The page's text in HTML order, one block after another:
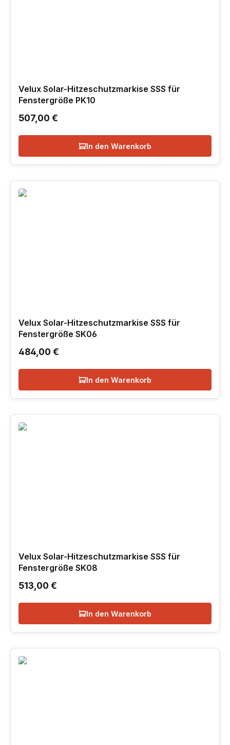
Velux Solar-Hitzeschutzmarkise SSS für
Fenstergröße PK10
Regulärer Preis:
507,00 €
In den Warenkorb
Velux Solar-Hitzeschutzmarkise SSS für
Fenstergröße SK06
Regulärer Preis:
484,00 €
In den Warenkorb
Velux Solar-Hitzeschutzmarkise SSS für
Fenstergröße SK08
Regulärer Preis:
513,00 €
In den Warenkorb